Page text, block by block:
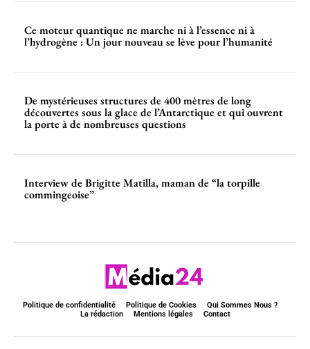
Ce moteur quantique ne marche ni à l’essence ni à
l’hydrogène : Un jour nouveau se lève pour l’humanité
De mystérieuses structures de 400 mètres de long
découvertes sous la glace de l’Antarctique et qui ouvrent
la porte à de nombreuses questions
Interview de Brigitte Matilla, maman de “la torpille
commingeoise”
Politique de confidentialité Politique de Cookies
Qui Sommes Nous ?
La rédaction
Mentions légales Contact